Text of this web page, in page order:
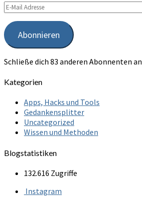
E-
Mail
Adresse
Abonnieren
Schließe dich 83 anderen Abonnenten an
Kategorien
Apps, Hacks und Tools
Gedankensplitter
Uncategorized
Wissen und Methoden
Blogstatistiken
132.616 Zugriffe
Instagram